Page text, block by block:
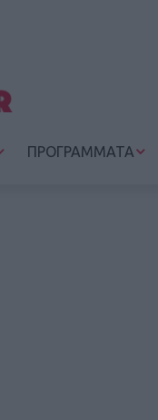
ΠΡΟΓΡΑΜΜΑΤΑ